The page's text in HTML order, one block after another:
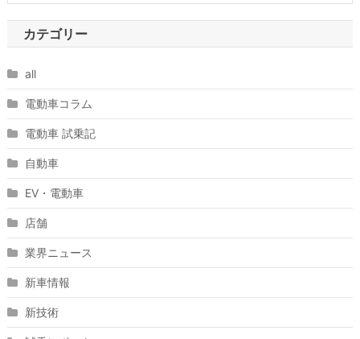
カテゴリー
all
電動車コラム
電動車 試乗記
自動車
EV・電動車
店舗
業界ニュース
新車情報
新技術